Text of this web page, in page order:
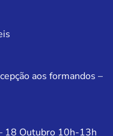
aos formandos –
18 Outubro 10h-13h